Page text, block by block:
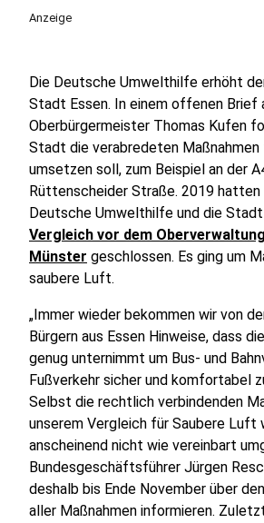
Anzeige
Die Deutsche Umwelthilfe erhöht
Stadt Essen. In einem offenen Brief
Oberbürgermeister Thomas Kufen
Stadt die verabredeten
umsetzen soll, zum Beispiel an der
Rüttenscheider Straße. 2019 hatten
Deutsche Umwelthilfe und die Stadt
Vergleich vor dem
Münster geschlossen. Es ging um
saubere Luft.
„Immer wieder bekommen wir von
Bürgern aus Essen Hinweise, dass
genug unternimmt um Bus- und
Fußverkehr sicher und komfortabel
Selbst die rechtlich verbindenden
unserem Vergleich für Saubere Luft
anscheinend nicht wie vereinbart
Bundesgeschäftsführer Jürgen
deshalb bis Ende November über
aller Maßnahmen informieren.